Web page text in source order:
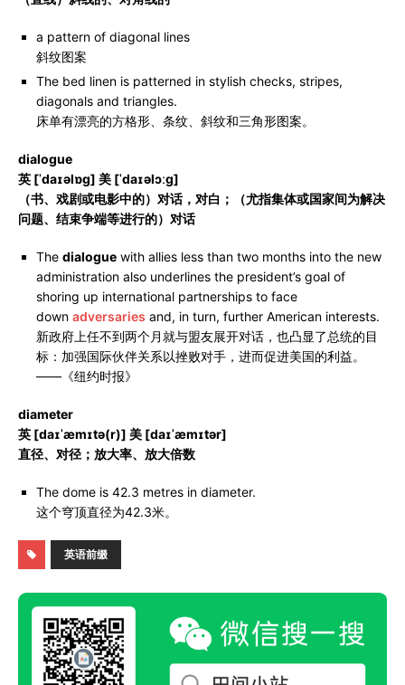
a pattern of diagonal lines
斜纹图案
The bed linen is patterned in stylish checks, stripes,
diagonals and triangles.
床单有漂亮的方格形、条纹、斜纹和三角形图案。
dialogue
英 [ˈdaɪəlɒɡ] 美 [ˈdaɪəlɔːɡ]
（书、戏剧或电影中的）对话，对白；（尤指集体或国家间为解决
问题、结束争端等进行的）对话
The dialogue with allies less than two months into the new
administration also underlines the president’s goal of
shoring up international partnerships to face
down adversaries and, in turn, further American interests.
新政府上任不到两个月就与盟友展开对话，也凸显了总统的目
标：加强国际伙伴关系以挫败对手，进而促进美国的利益。
——《纽约时报》
diameter
英 [daɪˈæmɪtə(r)] 美 [daɪˈæmɪtər]
直径、对径；放大率、放大倍数
The dome is 42.3 metres in diameter.
这个穹顶直径为42.3米。
英语前缀